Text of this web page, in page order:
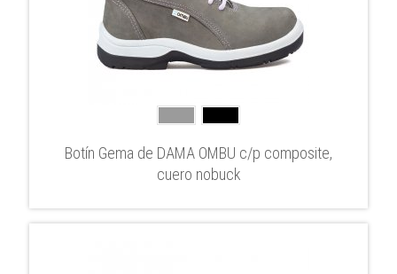
Botín Gema de DAMA OMBU c/p composite,
cuero nobuck